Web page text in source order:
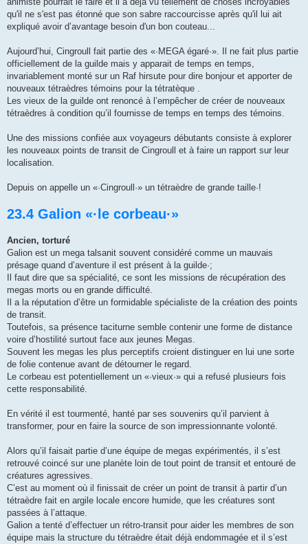
qu'il ne s'est pas étonné que son sabre raccourcisse après qu'il lui ait
expliqué avoir d’avantage besoin d'un bon couteau...
Aujourd’hui, Cingroull fait partie des «·MEGA égaré·». Il ne fait plus partie
officiellement de la guilde mais y apparait de temps en temps,
invariablement monté sur un Raf hirsute pour dire bonjour et apporter de
nouveaux tétraèdres témoins pour la tétratèque .
Les vieux de la guilde ont renoncé à l’empêcher de créer de nouveaux
tétraèdres à condition qu’il fournisse de temps en temps des témoins.
Une des missions confiée aux voyageurs débutants consiste à explorer
les nouveaux points de transit de Cingroull et à faire un rapport sur leur
localisation.
Depuis on appelle un «·Cingroull·» un tétraèdre de grande taille·!
23.4 Galion «·le corbeau·»
Ancien, torturé
Galion est un mega talsanit souvent considéré comme un mauvais
présage quand d’aventure il est présent à la guilde·;
Il faut dire que sa spécialité, ce sont les missions de récupération des
megas morts ou en grande difficulté.
Il a la réputation d’être un formidable spécialiste de la création des points
de transit.
Toutefois, sa présence taciturne semble contenir une forme de distance
voire d’hostilité surtout face aux jeunes Megas.
Souvent les megas les plus perceptifs croient distinguer en lui une sorte
de folie contenue avant de détourner le regard.
Le corbeau est potentiellement un «·vieux·» qui a refusé plusieurs fois
cette responsabilité.
En vérité il est tourmenté, hanté par ses souvenirs qu’il parvient à
transformer, pour en faire la source de son impressionnante volonté.
Alors qu’il faisait partie d’une équipe de megas expérimentés, il s’est
retrouvé coincé sur une planète loin de tout point de transit et entouré de
créatures agressives.
C’est au moment où il finissait de créer un point de transit à partir d’un
tétraèdre fait en argile locale encore humide, que les créatures sont
passées à l’attaque.
Galion a tenté d’effectuer un rétro-transit pour aider les membres de son
équipe mais la structure du tétraèdre était déjà endommagée et il s’est